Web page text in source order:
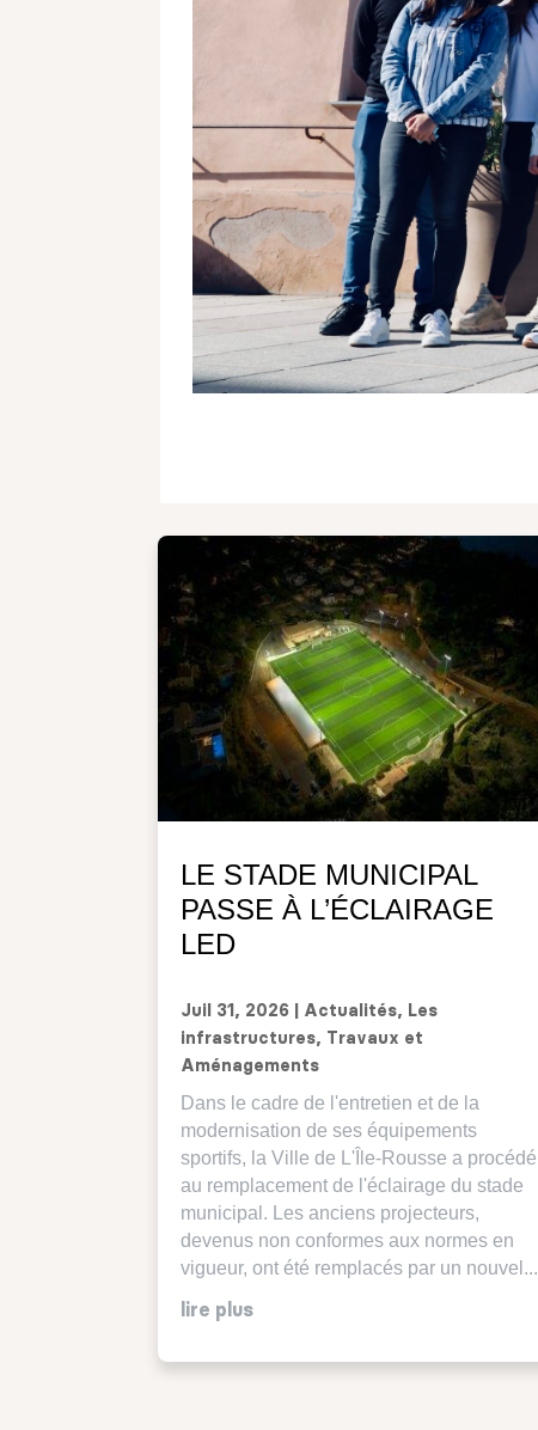
LE STADE MUNICIPAL
PASSE À L’ÉCLAIRAGE
LED
Juil 31, 2026 Actualités, Les
infrastructures, Travaux et
Aménagements
Dans le cadre de l'entretien et de la
modernisation de ses équipements
sportifs, la Ville de L'Île-Rousse a procédé
au remplacement de l'éclairage du stade
municipal. Les anciens projecteurs,
devenus non conformes aux normes en
vigueur, ont été remplacés par un nouvel...
lire plus